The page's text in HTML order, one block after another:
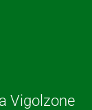
Vigolzone